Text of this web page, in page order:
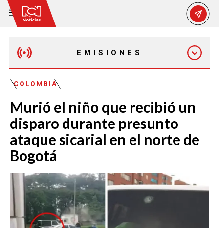
EMISIONES
EMISIÓN 12:30 PM
EMISIÓN 7:00 PM
EMISIÓN 11:30 PM
COLOMBIA
Murió el niño que recibió un
disparo durante presunto
ataque sicarial en el norte de
Bogotá